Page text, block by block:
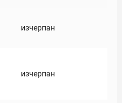
изчерпан
изчерпан